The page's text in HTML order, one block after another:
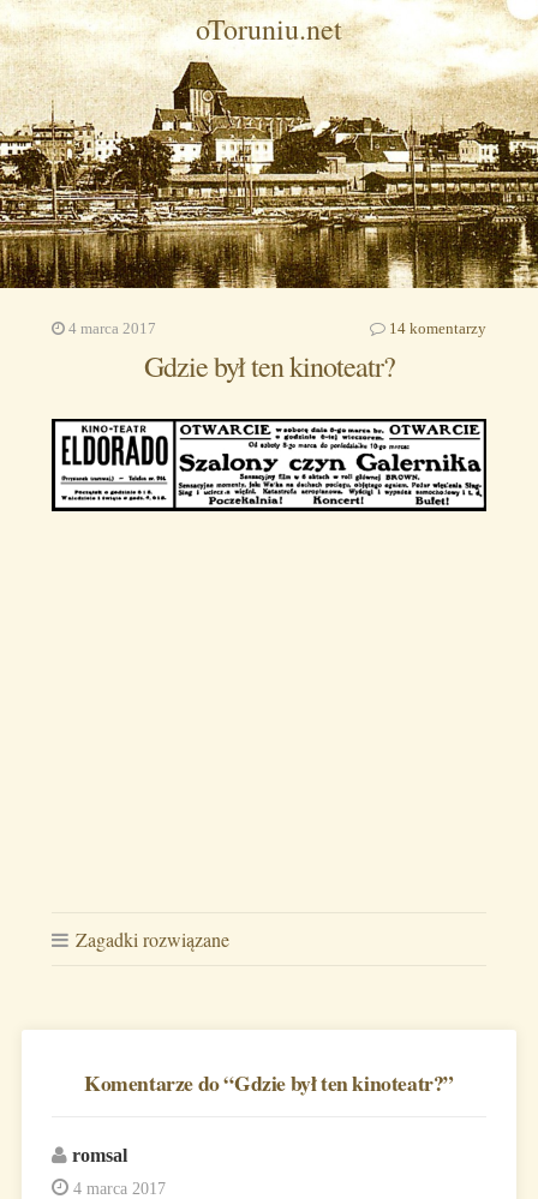
oToruniu.net
4 marca 2017 14 komentarzy
Gdzie był ten kinoteatr?
Zagadki rozwiązane
Komentarze do “Gdzie był ten kinoteatr?”
romsal
4 marca 2017